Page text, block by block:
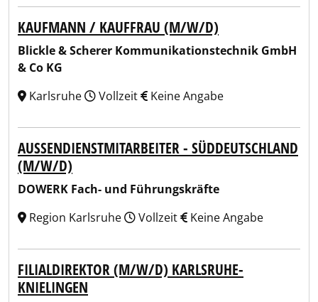
KAUFMANN / KAUFFRAU (M/W/D)
Blickle & Scherer Kommunikationstechnik GmbH
& Co KG
Karlsruhe
Vollzeit Keine Angabe
AUSSENDIENSTMITARBEITER - SÜDDEUTSCHLAND (
M/W/D)
DOWERK Fach- und Führungskräfte
Region Karlsruhe
Vollzeit Keine Angabe
FILIALDIREKTOR (M/W/D) KARLSRUHE-
KNIELINGEN